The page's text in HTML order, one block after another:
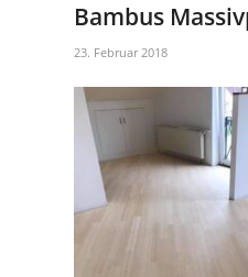
Bambus
23. Februar 2018